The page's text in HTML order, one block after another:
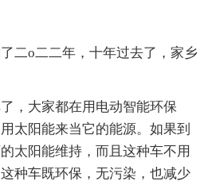
二o二二年，十年过去了，家乡
，大家都在用电动智能环保
太阳能来当它的能源。如果到
太阳能维持，而且这种车不用
种车既环保，无污染，也减少